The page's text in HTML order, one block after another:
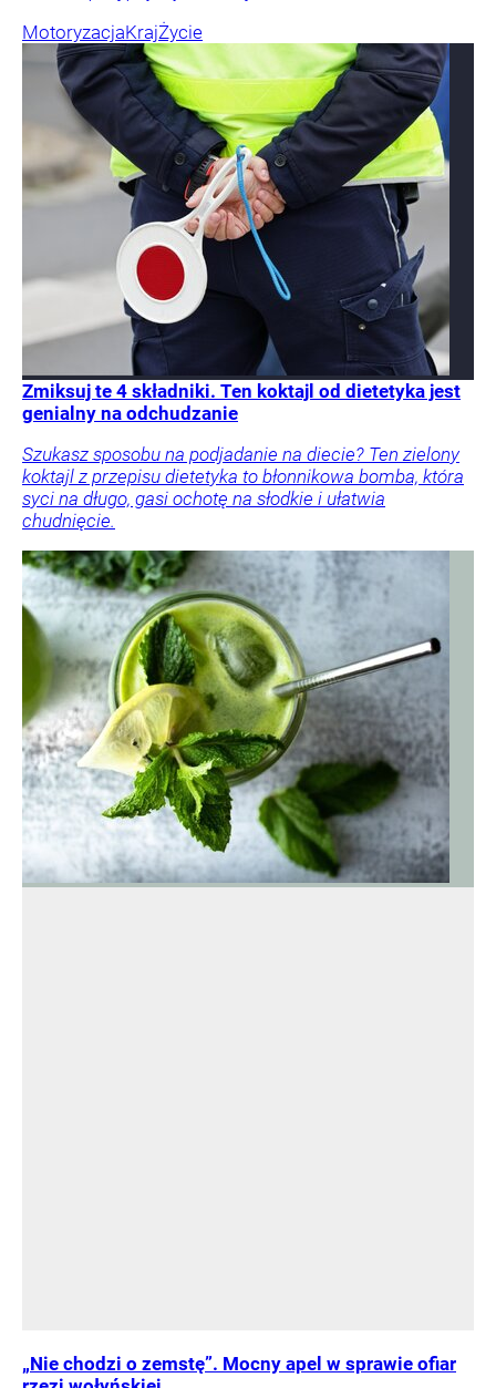
MotoryzacjaKrajŻycie
Zmiksuj te 4 składniki. Ten koktajl od dietetyka jest
genialny na odchudzanie
Szukasz sposobu na podjadanie na diecie? Ten zielony
koktajl z przepisu dietetyka to błonnikowa bomba, która
syci na długo, gasi ochotę na słodkie i ułatwia
chudnięcie.
„Nie chodzi o zemstę”. Mocny apel w sprawie ofiar